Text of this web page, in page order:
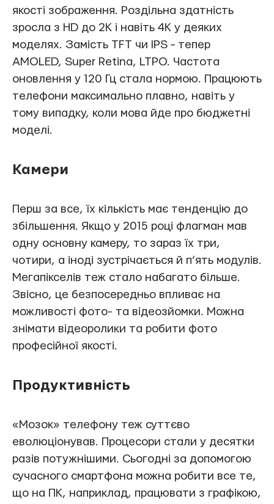
якості зображення. Роздільна здатність
зросла з HD до 2K і навіть 4K у деяких
моделях. Замість TFT чи IPS − тепер
AMOLED, Super Retina, LTPO. Частота
оновлення у 120 Гц стала нормою. Працюють
телефони максимально плавно, навіть у
тому випадку, коли мова йде про бюджетні
моделі.
Камери
Перш за все, їх кількість має тенденцію до
збільшення. Якщо у 2015 році флагман мав
одну основну камеру, то зараз їх три,
чотири, а іноді зустрічається й п’ять модулів.
Мегапікселів теж стало набагато більше.
Звісно, це безпосередньо впливає на
можливості фото- та відеозйомки. Можна
знімати відеоролики та робити фото
професійної якості.
Продуктивність
«Мозок» телефону теж суттєво
еволюціонував. Процесори стали у десятки
разів потужнішими. Сьогодні за допомогою
сучасного смартфона можна робити все те,
що на ПК, наприклад, працювати з графікою,